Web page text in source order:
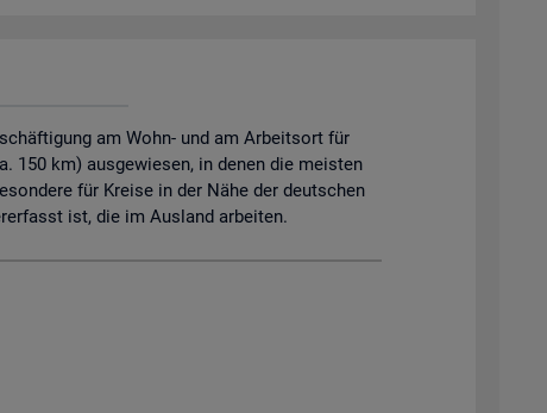
am Wohn- und am Arbeitsort für
150 km) ausgewiesen, in denen die meisten
für Kreise in der Nähe der deutschen
ist, die im Ausland arbeiten.